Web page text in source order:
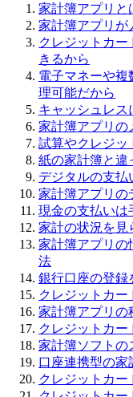
家計簿アプリと
家計簿アプリが
クレジットカ
きるから
電子マネーや複
理可能だから
キャッシュレス
家計簿アプリの
試算やクレジッ
紙の家計簿と違
デジタルの支払
家計簿アプリの
現金の支払いは
家計の状況を見
家計簿アプリの
法
銀行口座の登録
クレジットカー
家計簿アプリの
クレジットカー
家計簿ソフトの
口座連携型の家
クレジットカ